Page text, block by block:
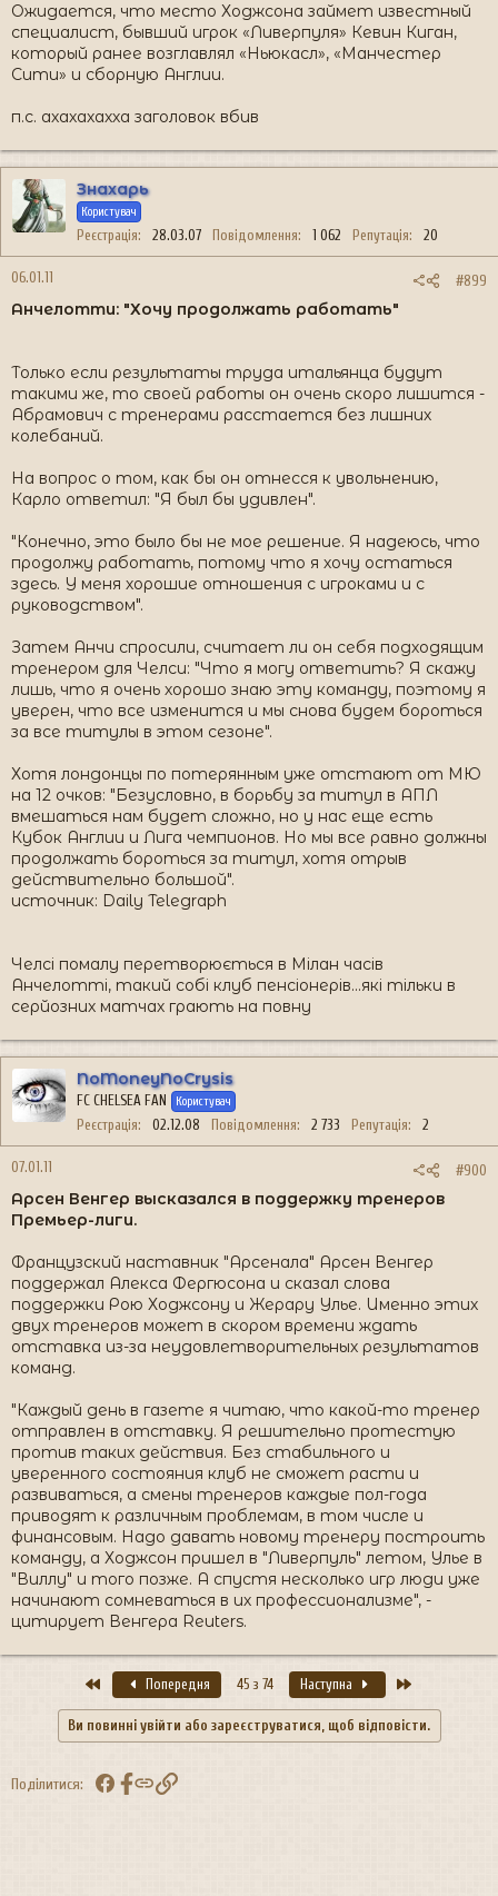
Ожидается, что место Ходжсона займет известный
специалист, бывший игрок «Ливерпуля» Кевин Киган,
который ранее возглавлял «Ньюкасл», «Манчестер
Сити» и сборную Англии.
п.с. ахахахахха заголовок вбив
Знахарь
Користувач
Реєстрація 28.03.07 Повідомлення 1 062 Репутація 20
06.01.11 #899
Анчелотти: "Хочу продолжать работать"
Только если результаты труда итальянца будут
такими же, то своей работы он очень скоро лишится -
Абрамович с тренерами расстается без лишних
колебаний.
На вопрос о том, как бы он отнесся к увольнению,
Карло ответил: "Я был бы удивлен".
"Конечно, это было бы не мое решение. Я надеюсь, что
продолжу работать, потому что я хочу остаться
здесь. У меня хорошие отношения с игроками и с
руководством".
Затем Анчи спросили, считает ли он себя подходящим
тренером для Челси: "Что я могу ответить? Я скажу
лишь, что я очень хорошо знаю эту команду, поэтому я
уверен, что все изменится и мы снова будем бороться
за все титулы в этом сезоне".
Хотя лондонцы по потерянным уже отстают от МЮ
на 12 очков: "Безусловно, в борьбу за титул в АПЛ
вмешаться нам будет сложно, но у нас еще есть
Кубок Англии и Лига чемпионов. Но мы все равно должны
продолжать бороться за титул, хотя отрыв
действительно большой".
источник: Daily Telegraph
Челсі помалу перетворюється в Мілан часів
Анчелотті, такий собі клуб пенсіонерів...які тільки в
серйозних матчах грають на повну
NoMoneyNoCrysis
FC CHELSEA FAN Користувач
Реєстрація 02.12.08 Повідомлення 2 733 Репутація 2
07.01.11 #900
Арсен Венгер высказался в поддержку тренеров
Премьер-лиги.
Французский наставник "Арсенала" Арсен Венгер
поддержал Алекса Фергюсона и сказал слова
поддержки Рою Ходжсону и Жерару Улье. Именно этих
двух тренеров может в скором времени ждать
отставка из-за неудовлетворительных результатов
команд.
"Каждый день в газете я читаю, что какой-то тренер
отправлен в отставку. Я решительно протестую
против таких действия. Без стабильного и
уверенного состояния клуб не сможет расти и
развиваться, а смены тренеров каждые пол-года
приводят к различным проблемам, в том числе и
финансовым. Надо давать новому тренеру построить
команду, а Ходжсон пришел в "Ливерпуль" летом, Улье в
"Виллу" и того позже. А спустя несколько игр люди уже
начинают сомневаться в их профессионализме", -
цитирует Венгера Reuters.
ПершийПопередня 45 з 74 Наступна
Ви повинні увійти або зареєструватися, щоб відповісти.
Поділитися: FacebookПосилання